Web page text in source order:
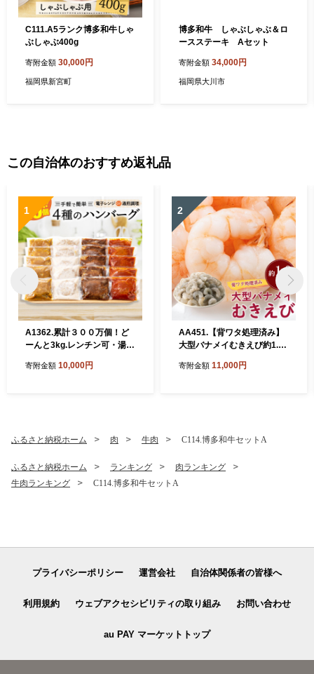
C111.A5ランク博多和牛しゃ
ぶしゃぶ400g
寄附金額 30,000円
福岡県新宮町
博多和牛 しゃぶしゃぶ＆ロ
ースステーキ Aセット
寄附金額 34,000円
福岡県大川市
この自治体のおすすめ返礼品
1
A1362.累計３００万個！ど
ーんと3kg.レンチン可・湯煎
セット【150g×20個】【訳あ
寄附金額 10,000円
2
AA451.【背ワタ処理済み】
大型バナメイむきえび約1.8k
寄附金額 11,000円
ふるさと納税ホーム 肉 牛肉 C114.博多和牛セットA
ふるさと納税ホーム ランキング
肉ランキング
牛肉ランキング
C114.博多和牛セットA
プライバシーポリシー 運営会社 自治体関係者の皆様へ
利用規約 ウェブアクセシビリティの取り組み お問い合わせ
au PAY マーケットトップ